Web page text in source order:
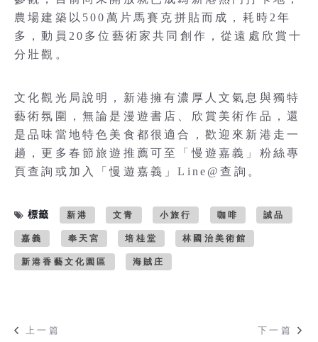
農場建築以500萬片馬賽克拼貼而成，耗時2年
多，動員20多位藝術家共同創作，從遠處欣賞十
分壯觀。
文化觀光局說明，新港擁有濃厚人文氣息與獨特
藝術氛圍，無論是漫遊書店、欣賞美術作品，還
是品味當地特色美食都很適合，歡迎來新港走一
趟，更多春節旅遊推薦可至「慢遊嘉義」粉絲專
頁查詢或加入「慢遊嘉義」Line@查詢。
標籤 新港 文青 小旅行 咖啡 誠品
嘉義 奉天宮 培桂堂 林國治美術館
新港香藝文化園區 海賊庄
上一篇 下一篇